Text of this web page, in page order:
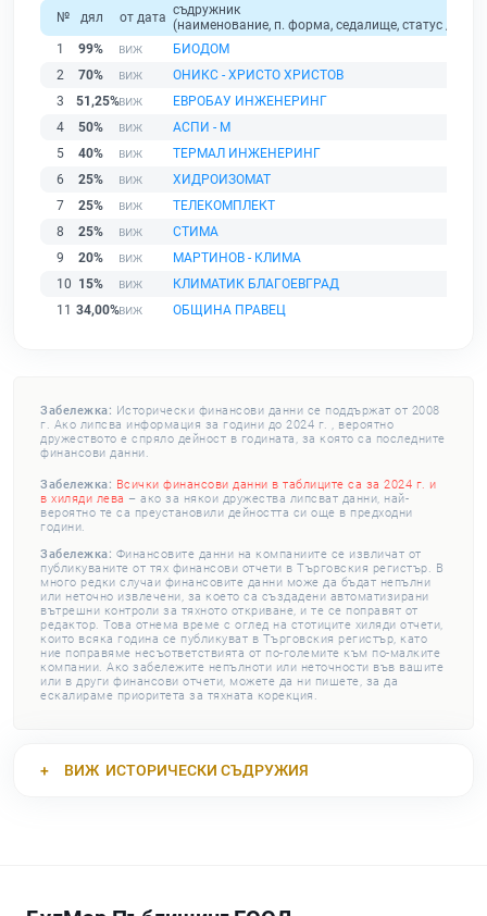
№ дял от дата съдружник
(наименование, п. форма, седалище, статус /
1
99%
БИОДОМ
2
70%
ОНИКС - ХРИСТО ХРИСТОВ
3
51,25%
ЕВРОБАУ ИНЖЕНЕРИНГ
4
50%
АСПИ - М
5
40%
ТЕРМАЛ ИНЖЕНЕРИНГ
6
25%
ХИДРОИЗОМАТ
7
25%
ТЕЛЕКОМПЛЕКТ
8
25%
СТИМА
9
20%
МАРТИНОВ - КЛИМА
10 15%
КЛИМАТИК БЛАГОЕВГРАД
11 34,00% ОБЩИНА ПРАВЕЦ
Забележка: Исторически финансови данни се поддържат от 2008
г. Ако липсва информация за години до 2024 г. , вероятно
дружеството е спряло дейност в годината, за която са последните
финансови данни.
Забележка: Всички финансови данни в таблиците са за 2024 г. и
в хиляди лева – ако за някои дружества липсват данни, най-
вероятно те са преустановили дейността си още в предходни
години.
Забележка: Финансовите данни на компаниите се извличат от
публикуваните от тях финансови отчети в Търговския регистър. В
много редки случаи финансовите данни може да бъдат непълни
или неточно извлечени, за което са създадени автоматизирани
вътрешни контроли за тяхното откриване, и те се поправят от
редактор. Това отнема време с оглед на стотиците хиляди отчети,
които всяка година се публикуват в Търговския регистър, като
ние поправяме несъответствията от по-големите към по-малките
компании. Ако забележите непълноти или неточности във вашите
или в други финансови отчети, можете да ни пишете, за да
ескалираме приоритета за тяхната корекция.
ВИЖ ИСТОРИЧЕСКИ СЪДРУЖИЯ